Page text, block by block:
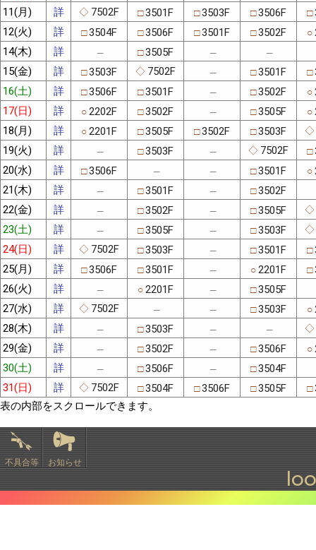
11(月)
詳 ◇ 7502F □3501F □3503F □3506F □
12(火)
詳 □3504F □3506F □3501F □3502F ○
14(木)
詳 ─ □3505F ─ ─
15(金) 詳 □3503F ◇ 7502F ─ □3501F □
16(土)
詳 □3506F □3501F ─ □3502F ○
17(日)
詳 ○2202F □3502F ─ □3505F ○
18(月)
詳 ○2201F □3505F □3502F □3503F ◇
19(火) 詳 ─ □3503F ─ ◇ 7502F □
20(水)
詳 □3506F ─ ─ □3501F ○
21(木)
詳 ─ □3501F ─ □3502F
22(金)
詳 ─ □3502F ─ □3505F ◇
23(土) 詳 ─ □3505F ─ □3503F ◇
24(日) 詳 ◇ 7502F □3503F ─ □3501F □
25(月)
詳 □3506F □3501F ─ ○2201F □
26(火)
詳 ─ ○2201F ─ □3505F
27(水)
詳 ◇ 7502F ─ ─ □3503F ○
28(木)
詳 ─ □3503F ─ ─ ◇
29(金) 詳 ─ □3502F ─ □3506F ○
30(土)
詳 ─ □3506F ─ □3504F
31(日)
詳 ◇ 7502F □3504F □3506F □3505F □
表の内部をスクロールできます。
不具合等 お知らせ